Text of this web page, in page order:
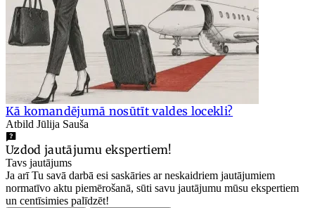
Kā komandējumā nosūtīt valdes locekli?
Atbild Jūlija Sauša
Uzdod jautājumu ekspertiem!
Tavs jautājums
Ja arī Tu savā darbā esi saskāries ar neskaidriem jautājumiem
normatīvo aktu piemērošanā, sūti savu jautājumu mūsu ekspertiem
un centīsimies palīdzēt!